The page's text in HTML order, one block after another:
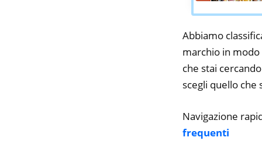
Abbiamo
marchio in
che stai
scegli quello che
Navigazione
frequenti